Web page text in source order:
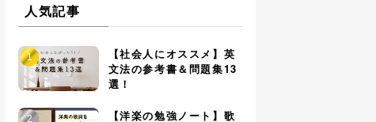
人気記事
【社会人にオススメ】英
文法の参考書＆問題集13
選！
【洋楽の勉強ノート】歌